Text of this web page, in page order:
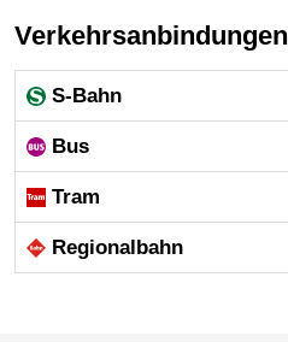
Verkehrsanbindungen
S-Bahn
Bus
Tram
Regional­bahn